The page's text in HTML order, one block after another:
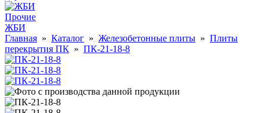
Прочие
ЖБИ
Главная » Каталог » Железобетонные плиты » Плиты
перекрытия ПК » ПК-21-18-8